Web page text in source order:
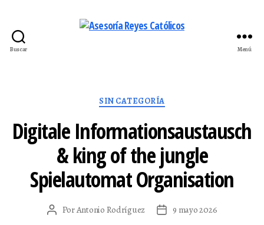
Buscar Menú
Categorías
SIN CATEGORÍA
Digitale Informationsaustausch
& king of the jungle
Spielautomat Organisation
Autor
PorAntonio Rodríguez
Fecha9 mayo 2026